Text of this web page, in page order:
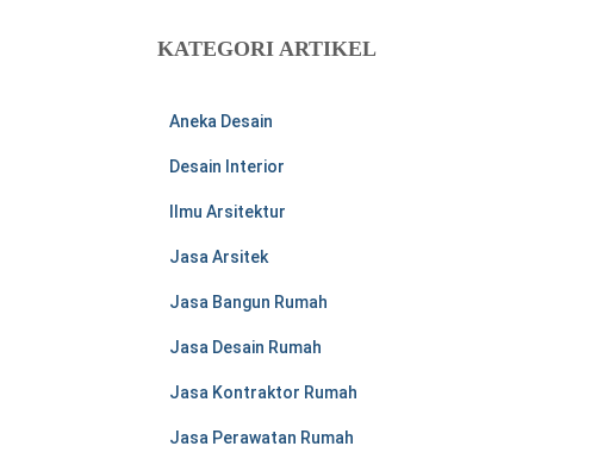
n
KATEGORI ARTIKEL
Aneka Desain
Desain Interior
Ilmu Arsitektur
Jasa Arsitek
Jasa Bangun Rumah
Jasa Desain Rumah
Jasa Kontraktor Rumah
Jasa Perawatan Rumah